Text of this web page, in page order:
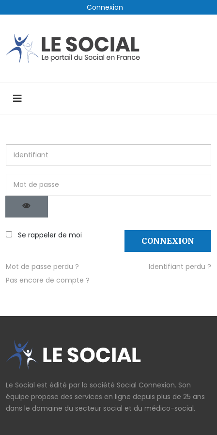
Connexion
AFFICHER LE MOT DE PASSE
Se rappeler de moi
CONNEXION
Mot de passe perdu ?
Identifiant perdu ?
Pas encore de compte ?
Le Social est édité par la société Social Connexion. Son
équipe propose des services en ligne depuis plus de 25 ans
dans le domaine du secteur social et du médico-social.